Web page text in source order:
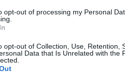
opt-out of processing my Personal
opt-out of Collection, Use, Retention,
Data that Is Unrelated with the
(@qissafoodka)